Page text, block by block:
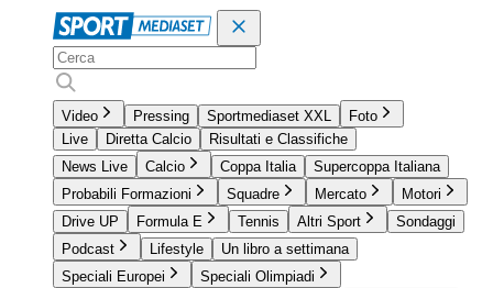
Video Pressing Sportmediaset XXL
Foto
Live
Diretta Calcio
Risultati e Classifiche
News Live
Calcio Coppa Italia
Supercoppa Italiana
Probabili Formazioni
Squadre Mercato
Motori
Drive UP
Formula E Tennis Altri Sport
Sondaggi
Podcast
Lifestyle
Un libro a settimana
Speciali Europei
Speciali Olimpiadi